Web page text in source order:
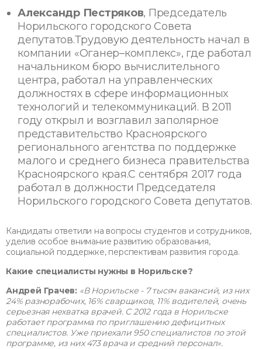
Александр Пестряков, Председатель
Норильского городского Совета
депутатов.Трудовую деятельность начал в
компании «Оганер–комплекс», где работал
начальником бюро вычислительного
центра, работал на управленческих
должностях в сфере информационных
технологий и телекоммуникаций. В 2011
году открыл и возглавил заполярное
представительство Красноярского
регионального агентства по поддержке
малого и среднего бизнеса правительства
Красноярского края.С сентября 2017 года
работал в должности Председателя
Норильского городского Совета депутатов.
Кандидаты ответили на вопросы студентов и сотрудников,
уделив особое внимание развитию образования,
социальной поддержке, перспективам развития города.
Какие специалисты нужны в Норильске?
Андрей Грачев: «В Норильске - 7 тысяч вакансий, из них
24% разнорабочих, 16% сварщиков, 11% водителей, очень
серьезная нехватка врачей. С 2012 года в Норильске
работает программа по приглашению дефицитных
специалистов. Уже приехали 950 специалистов по этой
программе, из них 473 врача и средний персонал».